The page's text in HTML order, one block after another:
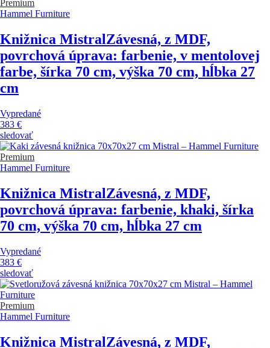
Premium
Hammel Furniture
Knižnica MistralZávesná, z MDF,
povrchová úprava: farbenie, v mentolovej
farbe, šírka 70 cm, výška 70 cm, hĺbka 27
cm
Vypredané
383 €
sledovať
Premium
Hammel Furniture
Knižnica MistralZávesná, z MDF,
povrchová úprava: farbenie, khaki, šírka
70 cm, výška 70 cm, hĺbka 27 cm
Vypredané
383 €
sledovať
Premium
Hammel Furniture
Knižnica MistralZávesná, z MDF,